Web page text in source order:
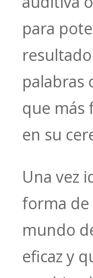
para
palabras
que más
en su
Una vez
forma
mundo
eficaz y